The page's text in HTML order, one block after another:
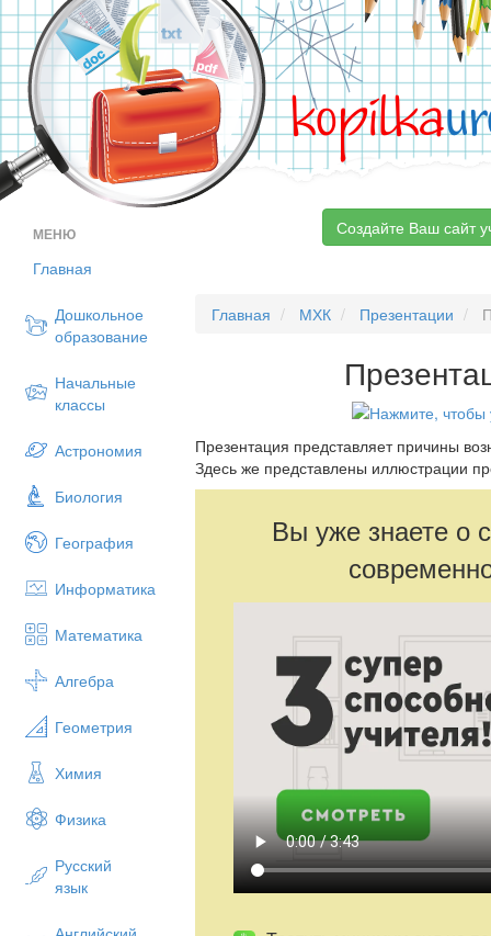
kopilka
МЕНЮ
Главная
Дошкольное
образование
Начальные
классы
Астрономия
Биология
География
Информатика
Математика
Алгебра
Геометрия
Химия
Физика
Русский
язык
Создайте Ваш сайт
Главная МХК Презентации
Презентация представляет причины
Здесь же представлены иллюстрации
Вы уже знаете о